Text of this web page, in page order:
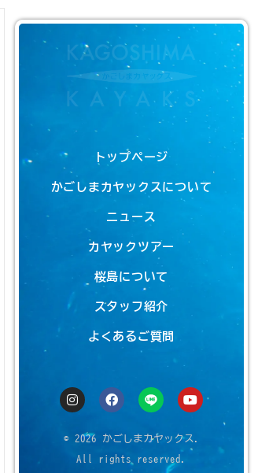
トップページ
かごしまカヤックスについて
ニュース
カヤックツアー
桜島について
スタッフ紹介
よくあるご質問
© 2026 かごしまカヤックス.
All rights reserved.